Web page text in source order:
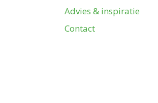
Advies & inspiratie
Contact